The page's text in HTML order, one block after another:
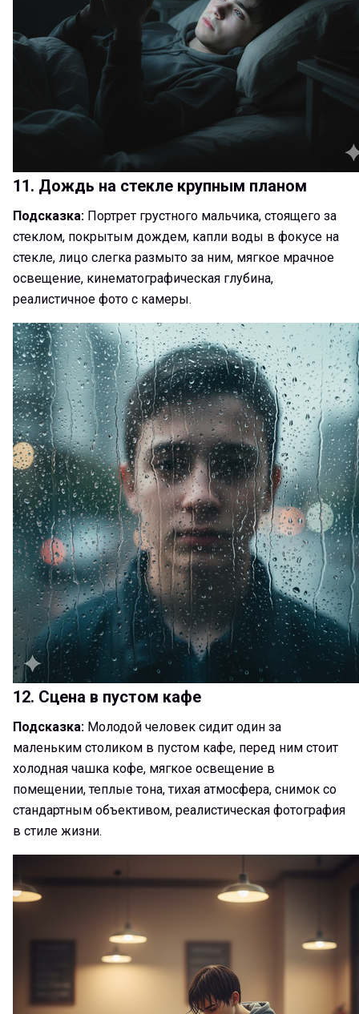
11. Дождь на стекле крупным планом
Подсказка: Портрет грустного мальчика, стоящего за
стеклом, покрытым дождем, капли воды в фокусе на
стекле, лицо слегка размыто за ним, мягкое мрачное
освещение, кинематографическая глубина,
реалистичное фото с камеры.
12. Сцена в пустом кафе
Подсказка: Молодой человек сидит один за
маленьким столиком в пустом кафе, перед ним стоит
холодная чашка кофе, мягкое освещение в
помещении, теплые тона, тихая атмосфера, снимок со
стандартным объективом, реалистическая фотография
в стиле жизни.